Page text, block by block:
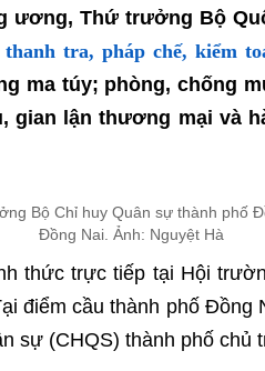
ương, Thứ trưởng Bộ
tra, pháp chế, kiểm
ma túy; phòng, chống
gian lận thương mại và
Bộ Chỉ huy Quân sự thành phố
Đồng Nai. Ảnh: Nguyệt Hà
thức trực tiếp tại Hội
điểm cầu thành phố Đồng
sự (CHQS) thành phố chủ